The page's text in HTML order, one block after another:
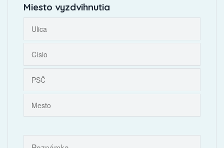
Miesto vyzdvihnutia